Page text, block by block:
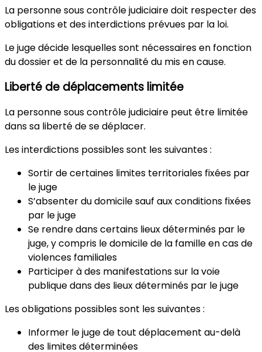
La personne sous contrôle judiciairedoit respecter des
obligations et des interdictions prévues par la loi.
Le juge décide lesquelles sont nécessairesen fonction
du dossieret de la personnalitédu mis en cause.
Liberté de déplacements limitée
La personne sous contrôle judiciaire peut être limitée
dans sa liberté de se déplacer.
Les interdictions possibles sont les suivantes :
Sortir de certaines limites territoriales fixées par
le juge
S’absenter du domicile sauf aux conditions fixées
par le juge
Se rendre dans certains lieux déterminés par le
juge, y compris le domicile de la famille en cas de
violences familiales
Participer à des manifestations sur la voie
publique dans des lieux déterminés par le juge
Les obligations possibles sont les suivantes :
Informer le juge de tout déplacement au-delà
des limites déterminées